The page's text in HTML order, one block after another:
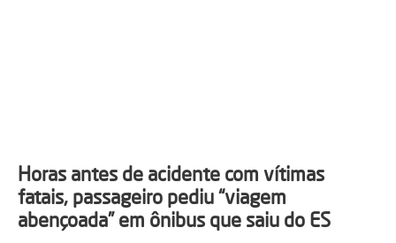
Horas antes de acidente com vítimas
fatais, passageiro pediu “viagem
abençoada” em ônibus que saiu do ES